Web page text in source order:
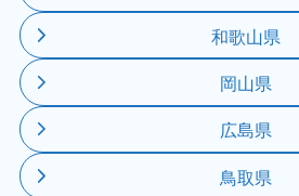
和歌山県
岡山県
広島県
鳥取県